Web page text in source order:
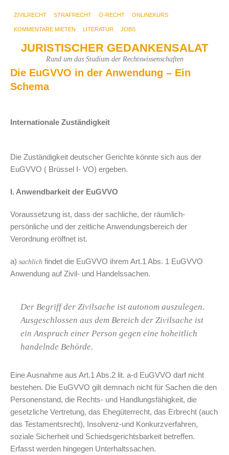
ZIVILRECHT STRAFRECHT Ö-RECHT ONLINEKURS
KOMMENTARE MIETEN LITERATUR JOBS
JURISTISCHER GEDANKENSALAT
Rund um das Studium der Rechtswissenschaften
Die EuGVVO in der Anwendung – Ein
Schema
Internationale Zuständigkeit
Die Zuständigkeit deutscher Gerichte könnte sich aus der
EuGVVO ( Brüssel I- VO) ergeben.
I. Anwendbarkeit der EuGVVO
Voraussetzung ist, dass der sachliche, der räumlich-
persönliche und der zeitliche Anwendungsbereich der
Verordnung eröffnet ist.
a) sachlich findet die EuGVVO ihrem Art.1 Abs. 1 EuGVVO
Anwendung auf Zivil- und Handelssachen.
Der Begriff der Zivilsache ist autonom auszulegen.
Ausgeschlossen aus dem Bereich der Zivilsache ist
ein Anspruch einer Person gegen eine hoheitlich
handelnde Behörde.
Eine Ausnahme aus Art.1 Abs.2 lit. a-d EuGVVO darf nicht
bestehen. Die EuGVVO gilt demnach nicht für Sachen die den
Personenstand, die Rechts- und Handlungsfähigkeit, die
gesetzliche Vertretung, das Ehegüterrecht, das Erbrecht (auch
das Testamentsrecht), Insolvenz-und Konkurzverfahren,
soziale Sicherheit und Schiedsgerichtsbarkeit betreffen.
Erfasst werden hingegen Unterhaltssachen.